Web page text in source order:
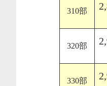
310部
320部
330部